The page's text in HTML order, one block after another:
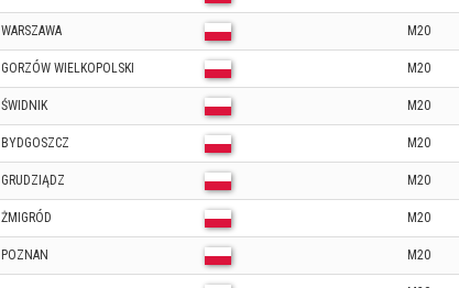
WARSZAWA M20
GORZÓW WIELKOPOLSKI M20
ŚWIDNIK M20
BYDGOSZCZ M20
GRUDZIĄDZ M20
ŻMIGRÓD M20
POZNAN M20